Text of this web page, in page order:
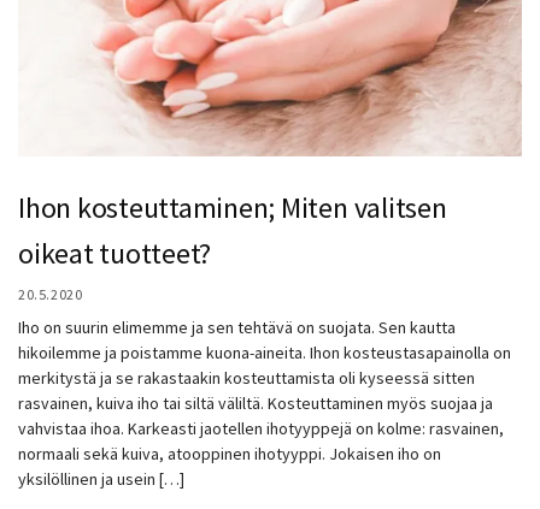
Ihon kosteuttaminen; Miten valitsen
oikeat tuotteet?
20.5.2020
Iho on suurin elimemme ja sen tehtävä on suojata. Sen kautta
hikoilemme ja poistamme kuona-aineita. Ihon kosteustasapainolla on
merkitystä ja se rakastaakin kosteuttamista oli kyseessä sitten
rasvainen, kuiva iho tai siltä väliltä. Kosteuttaminen myös suojaa ja
vahvistaa ihoa. Karkeasti jaotellen ihotyyppejä on kolme: rasvainen,
normaali sekä kuiva, atooppinen ihotyyppi. Jokaisen iho on
yksilöllinen ja usein […]